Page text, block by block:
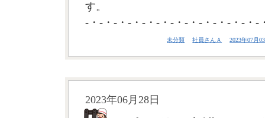
す。
-・-・-・-・-・-・-・-・-・-・-・-・-
未分類 社員さんＡ 2023年07月
2023年06月28日